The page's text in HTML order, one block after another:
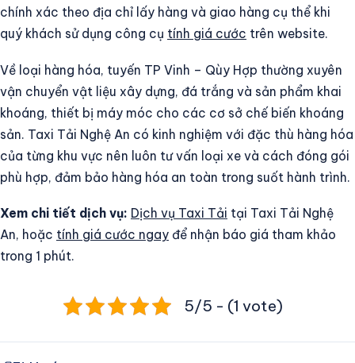
chính xác theo địa chỉ lấy hàng và giao hàng cụ thể khi
quý khách sử dụng công cụ tính giá cước trên website.
Về loại hàng hóa, tuyến TP Vinh – Qùy Hợp thường xuyên
vận chuyển vật liệu xây dựng, đá trắng và sản phẩm khai
khoáng, thiết bị máy móc cho các cơ sở chế biến khoáng
sản. Taxi Tải Nghệ An có kinh nghiệm với đặc thù hàng hóa
của từng khu vực nên luôn tư vấn loại xe và cách đóng gói
phù hợp, đảm bảo hàng hóa an toàn trong suốt hành trình.
Xem chi tiết dịch vụ: Dịch vụ Taxi Tải tại Taxi Tải Nghệ
An, hoặc tính giá cước ngay để nhận báo giá tham khảo
trong 1 phút.
5/5 - (1 vote)